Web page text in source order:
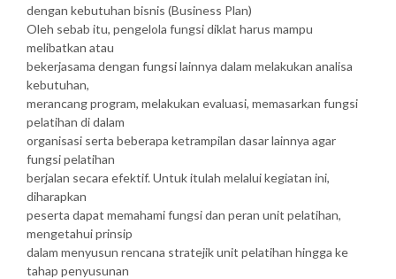
dengan kebutuhan bisnis (Business Plan)
Oleh sebab itu, pengelola fungsi diklat harus mampu
melibatkan atau
bekerjasama dengan fungsi lainnya dalam melakukan analisa
kebutuhan,
merancang program, melakukan evaluasi, memasarkan fungsi
pelatihan di dalam
organisasi serta beberapa ketrampilan dasar lainnya agar
fungsi pelatihan
berjalan secara efektif. Untuk itulah melalui kegiatan ini,
diharapkan
peserta dapat memahami fungsi dan peran unit pelatihan,
mengetahui prinsip
dalam menyusun rencana stratejik unit pelatihan hingga ke
tahap penyusunan